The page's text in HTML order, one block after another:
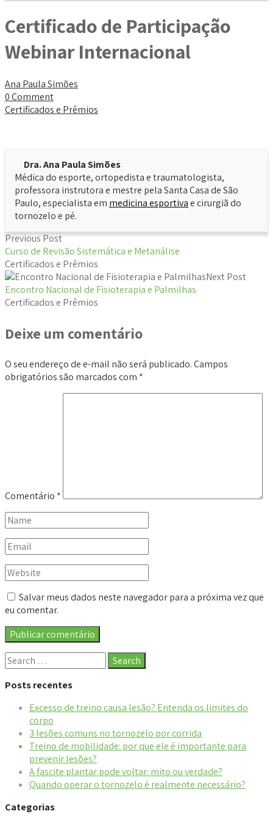
Certificado de Participação
Webinar Internacional
Ana Paula Simões
0 Comment
Certificados e Prêmios
Dra. Ana Paula Simões
Médica do esporte, ortopedista e traumatologista,
professora instrutora e mestre pela Santa Casa de São
Paulo, especialista em medicina esportivae cirurgiã do
tornozelo e pé.
Previous Post
Curso de Revisão Sistemática e Metanálise
Certificados e Prêmios
Next Post
Encontro Nacional de Fisioterapia e Palmilhas
Certificados e Prêmios
Deixe um comentário
O seu endereço de e-mail não será publicado.Campos
obrigatórios são marcados com *
Comentário *
Salvar meus dados neste navegador para a próxima vez que
eu comentar.
Posts recentes
Excesso de treino causa lesão? Entenda os limites do
corpo
3 lesões comuns no tornozelo por corrida
Treino de mobilidade: por que ele é importante para
prevenir lesões?
A fascite plantar pode voltar: mito ou verdade?
Quando operar o tornozelo é realmente necessário?
Categorias